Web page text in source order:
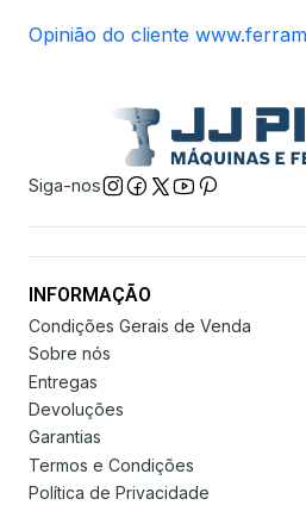
Opinião do cliente
Siga-nos
INFORMAÇÃO
Condições Gerais de Venda
Sobre nós
Entregas
Devoluções
Garantias
Termos e Condições
Política de Privacidade